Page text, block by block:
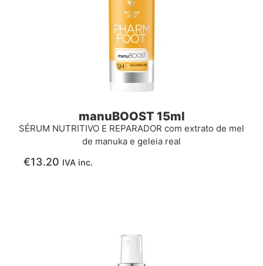
manuBOOST 15ml
SÉRUM NUTRITIVO E REPARADOR com extrato de mel
de manuka e geleia real
€13.20 IVA inc.